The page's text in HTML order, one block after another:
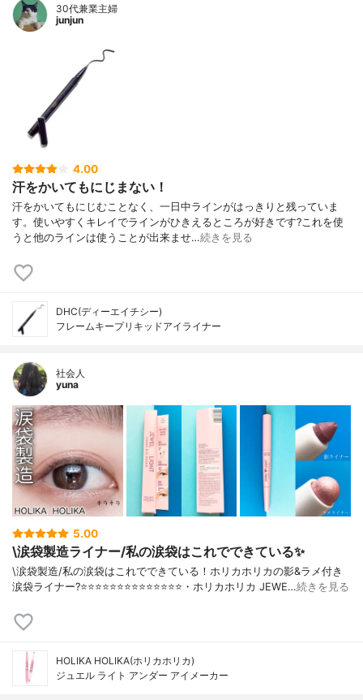
30代兼業主婦
junjun
4.00
汗をかいてもにじまない！
汗をかいてもにじむことなく、一日中ラインがはっきりと残っていま
す。使いやすくキレイでラインがひきえるところが好きです?これを使
うと他のラインは使うことが出来ませ…続きを見る
DHC(ディーエイチシー)
フレームキープリキッドアイライナー
社会人
yuna
5.00
\涙袋製造ライナー/私の涙袋はこれでできている✨
\涙袋製造/私の涙袋はこれでできている！ホリカホリカの影&ラメ付き
涙袋ライナー?⭐️⭐️⭐️⭐️⭐️⭐️⭐️⭐️⭐️⭐️⭐️⭐️⭐️⭐️・ホリカホリカ JEWE…続きを見る
HOLIKA HOLIKA(ホリカホリカ)
ジュエル ライト アンダー アイメーカー